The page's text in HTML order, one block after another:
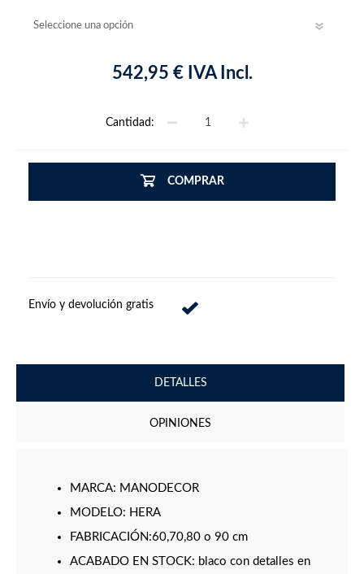
542,95 € IVA Incl.
Cantidad:
COMPRAR
Envío y devolución gratis
DETALLES
OPINIONES
MARCA: MANODECOR
MODELO: HERA
FABRICACIÓN:60,70,80 o 90 cm
ACABADO EN STOCK: blaco con detalles en